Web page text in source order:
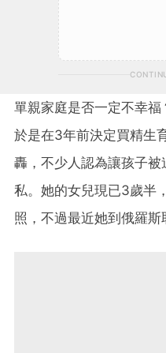
單親家庭是否一定不幸福
於是在3年前決定買精生
轟，不少人認為讓孩子被
私。她的女兒現已3歲半，
照，不過最近她到俄羅斯